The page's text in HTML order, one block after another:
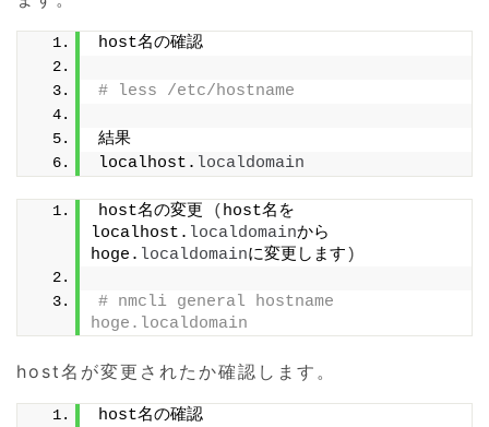
host名の確認
# less /etc/hostname
結果
localhost. localdomain
host名の変更 ( host名を
localhost. localdomainから
hoge. localdomainに変更します )
# nmcli general hostname
hoge.localdomain
host名が変更されたか確認します。
host名の確認